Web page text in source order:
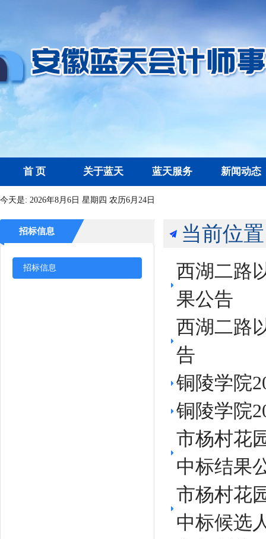
首 页 关于蓝天 蓝天服务 新闻动态
今天是: 2026年8月6日 星期四 农历6月24日
招标信息
招标信息
当前位
西湖二路
果公告
西湖二路
告
铜陵学院
铜陵学院
市杨村花
中标结果
市杨村花
中标候选